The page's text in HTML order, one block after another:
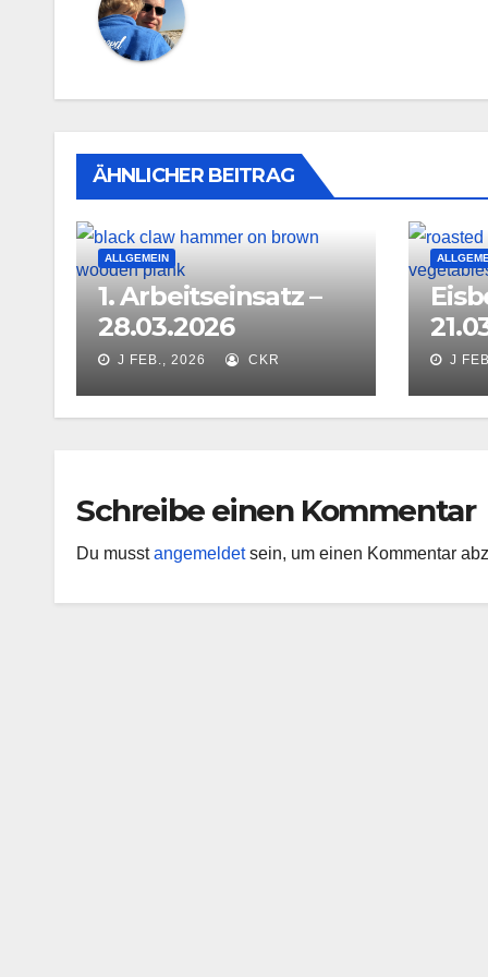
ÄHNLICHER BEITRAG
ALLGEMEIN
1. Arbeitseinsatz –
28.03.2026
J FEB., 2026 CKR J
Schreibe einen Kommentar
Du musstangemeldetsein, um einen Kommentar